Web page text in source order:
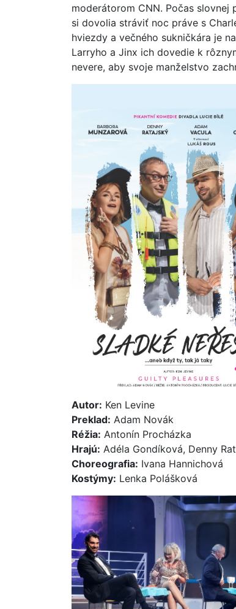
moderátorom CNN. Počas
si dovolia stráviť noc práve s
hviezdy a večného sukničkára je
Larryho a Jinx ich dovedie k
nevere, aby svoje manželstvo
Autor: Ken Levine
Preklad: Adam Novák
Réžia: Antonín Procházka
Hrajú: Adéla Gondíková, Denny
Choreografia: Ivana Hannichová
Kostýmy: Lenka Polášková